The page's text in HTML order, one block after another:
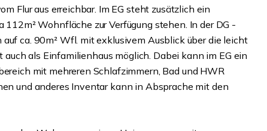
Flur aus erreichbar. Im EG steht zusätzlich ein
Wohnfläche zur Verfügung stehen. In der DG -
ca. 90m² Wfl. mit exklusivem Ausblick über die leicht
als Einfamilienhaus möglich. Dabei kann im EG ein
mit mehreren Schlafzimmern, Bad und HWR
und anderes Inventar kann in Absprache mit den